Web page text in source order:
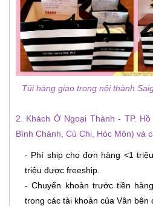
Túi hàng giao trong nội thành
2. Khách Ở Ngoại Thành - TP.
Bình Chánh, Củ Chi, Hóc Môn) và
- Phí ship cho đơn hàng <1
triệu được freeship.
- Chuyển khoản trước tiền
trong các tài khoản của Vân bên